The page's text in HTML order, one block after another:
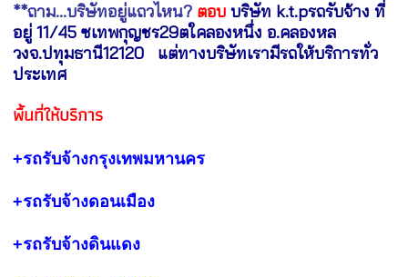
**ถาม...บริษัทอยู่แถวไหน? ตอบ บริษัท k.t.pรถรับจ้าง ที่
อยู่ 11/45 ซเทพกุญชร29ตใคลองหนึ่ง อ.คลองหล
วงจ.ปทุมธานี12120 แต่ทางบริษัทเรามีรถให้บริการทั่ว
ประเทศ
พื้นที่ให้บริการ
+รถรับจ้างกรุงเทพมหานคร
+รถรับจ้างดอนเมือง
+รถรับจ้างดินแดง